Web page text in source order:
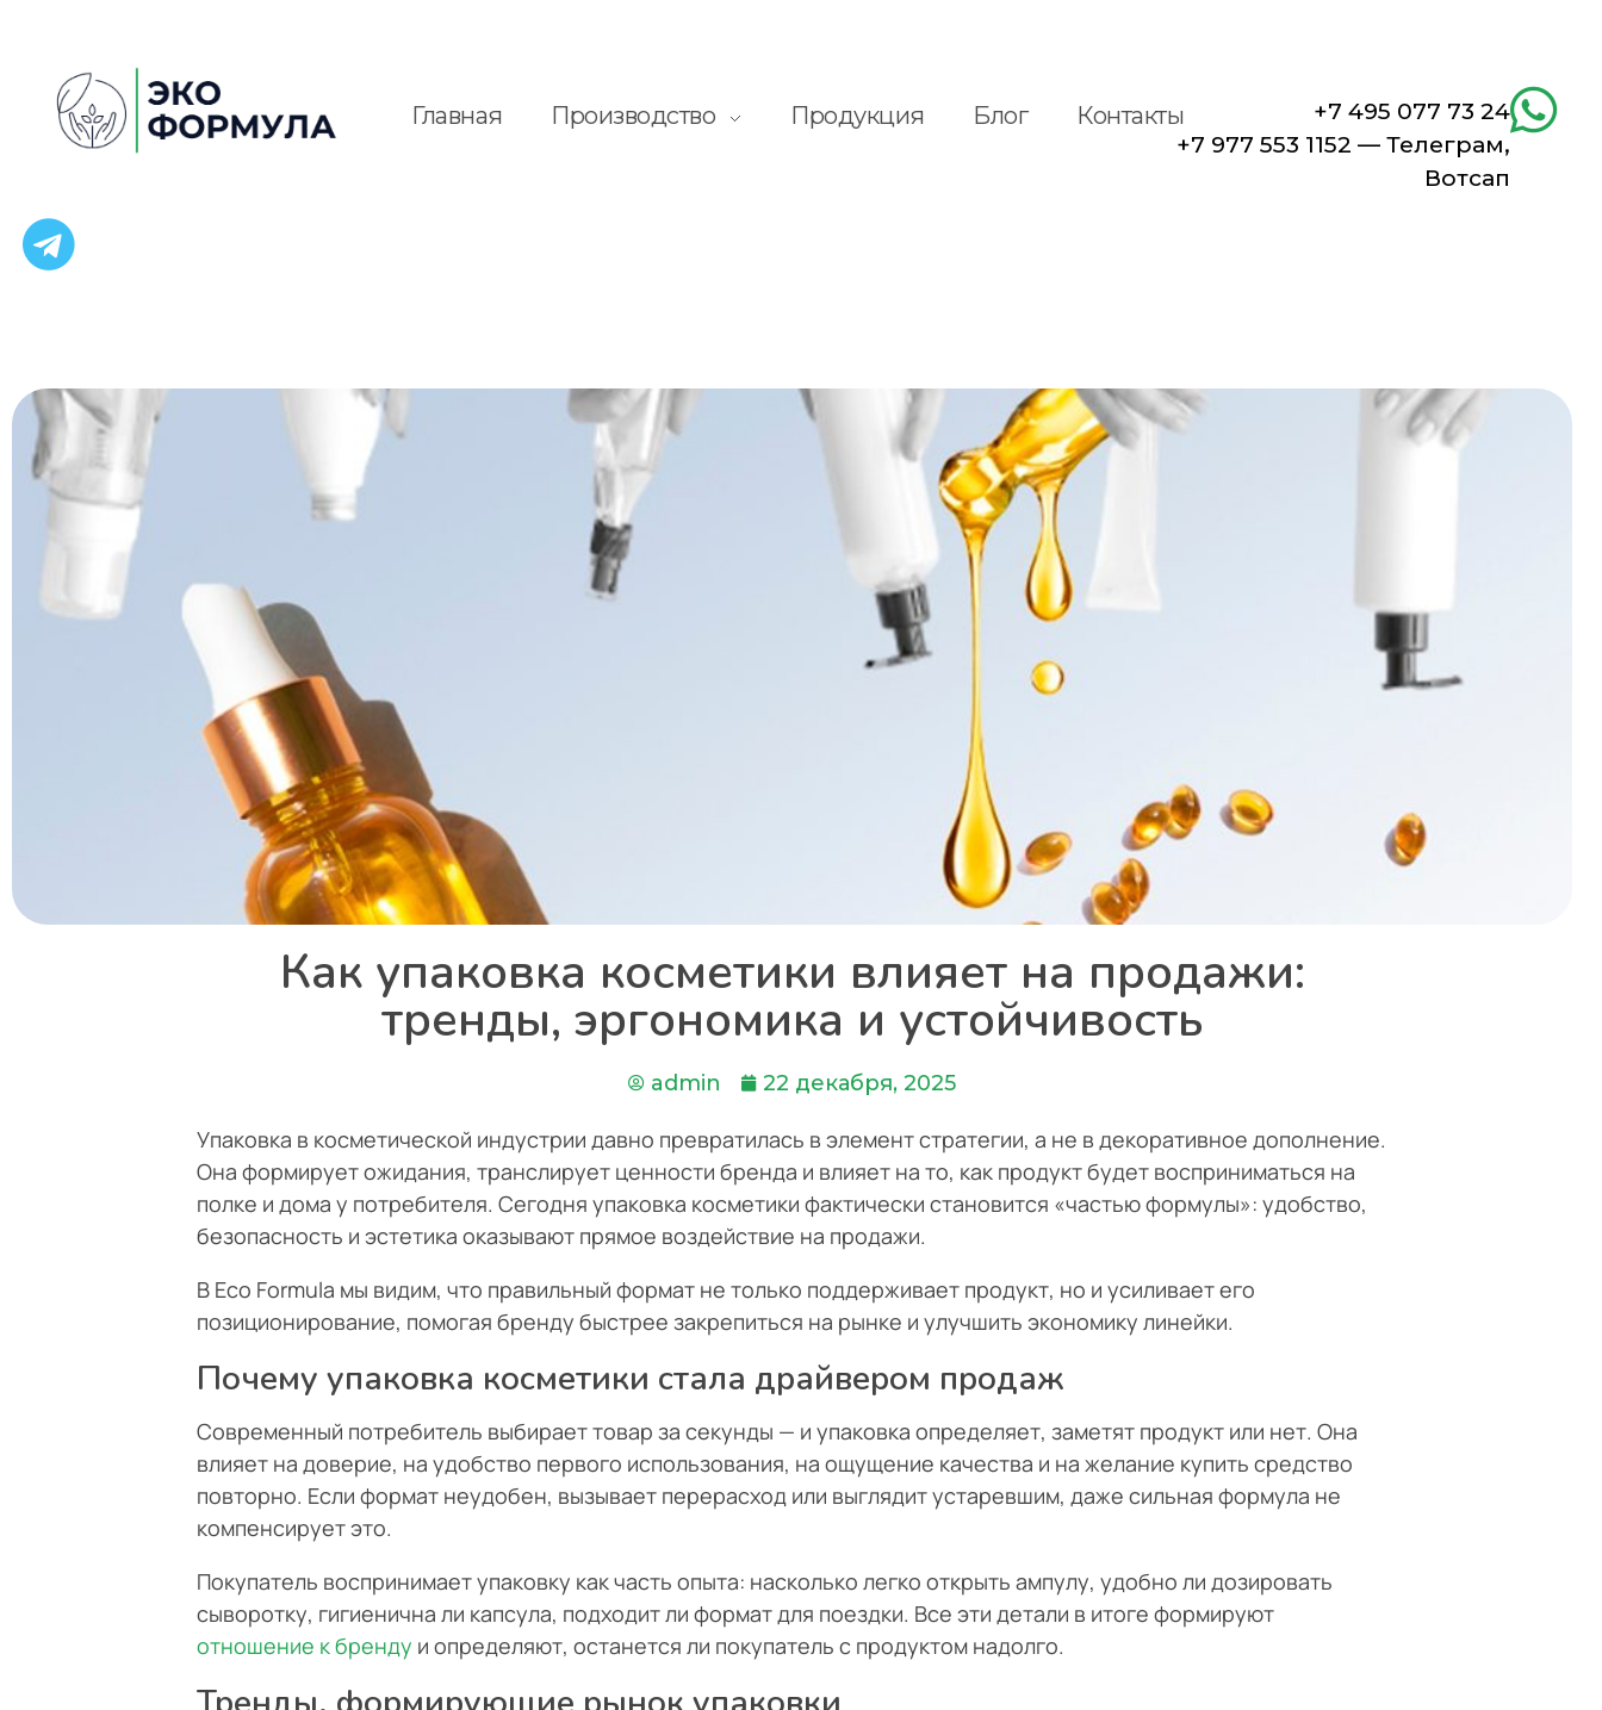
Главная Производство Продукция Блог Контакты
+7 495 077 73 24
+7 977 553 1152 — Телеграм,
Вотсап
Как упаковка косметики влияет на продажи:
тренды, эргономика и устойчивость
admin 22 декабря, 2025
Упаковка в косметической индустрии давно превратилась в элемент стратегии, а не в декоративное дополнение.
Она формирует ожидания, транслирует ценности бренда и влияет на то, как продукт будет восприниматься на
полке и дома у потребителя. Сегодня упаковка косметики фактически становится «частью формулы»: удобство,
безопасность и эстетика оказывают прямое воздействие на продажи.
В Eco Formula мы видим, что правильный формат не только поддерживает продукт, но и усиливает его
позиционирование, помогая бренду быстрее закрепиться на рынке и улучшить экономику линейки.
Почему упаковка косметики стала драйвером продаж
Современный потребитель выбирает товар за секунды — и упаковка определяет, заметят продукт или нет. Она
влияет на доверие, на удобство первого использования, на ощущение качества и на желание купить средство
повторно. Если формат неудобен, вызывает перерасход или выглядит устаревшим, даже сильная формула не
компенсирует это.
Покупатель воспринимает упаковку как часть опыта: насколько легко открыть ампулу, удобно ли дозировать
сыворотку, гигиенична ли капсула, подходит ли формат для поездки. Все эти детали в итоге формируют
отношение к бренду и определяют, останется ли покупатель с продуктом надолго.